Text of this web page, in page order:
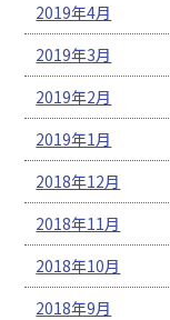
2019年4月
2019年3月
2019年2月
2019年1月
2018年12月
2018年11月
2018年10月
2018年9月